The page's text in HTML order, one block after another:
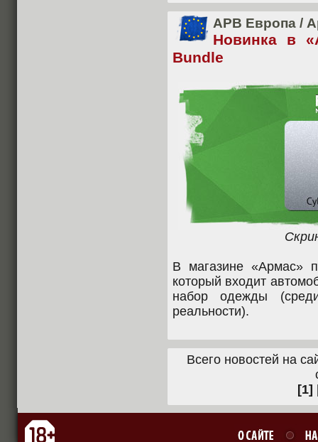
APB Европа /
Новинка в
Bundle
В магазине «Армас»
который входит
набор одежды
реальности).
Всего новостей на
[1]